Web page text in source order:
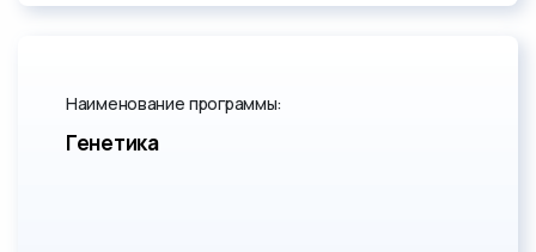
Наименование программы:
Генетика